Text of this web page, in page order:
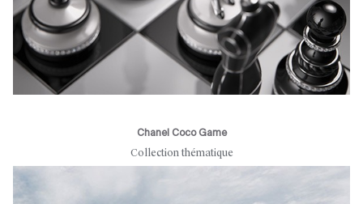
Chanel Coco Game
Collection thématique